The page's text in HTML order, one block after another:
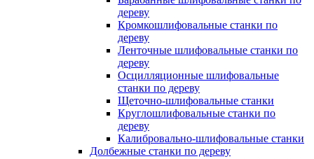
дереву
Кромкошлифовальные станки по
дереву
Ленточные шлифовальные станки по
дереву
Осцилляционные шлифовальные
станки по дереву
Щеточно-шлифовальные станки
Круглошлифовальные станки по
дереву
Калибровально-шлифовальные станки
Долбежные станки по дереву